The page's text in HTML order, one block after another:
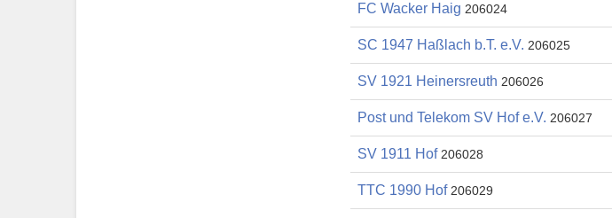
FC Wacker Haig 206024
SC 1947 Haßlach b.T. e.V. 206025
SV 1921 Heinersreuth 206026
Post und Telekom SV Hof e.V. 206027
SV 1911 Hof 206028
TTC 1990 Hof 206029